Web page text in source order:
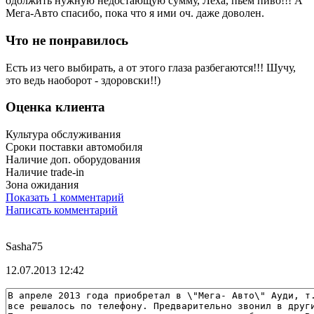
Мега-Авто спасибо, пока что я ими оч. даже доволен.
Что не понравилось
Есть из чего выбирать, а от этого глаза разбегаются!!! Шучу,
это ведь наоборот - здоровски!!)
Оценка клиента
Культура обслуживания
Сроки поставки автомобиля
Наличие доп. оборудования
Наличие trade-in
Зона ожидания
Показать 1 комментарий
Написать комментарий
Sasha75
12.07.2013 12:42